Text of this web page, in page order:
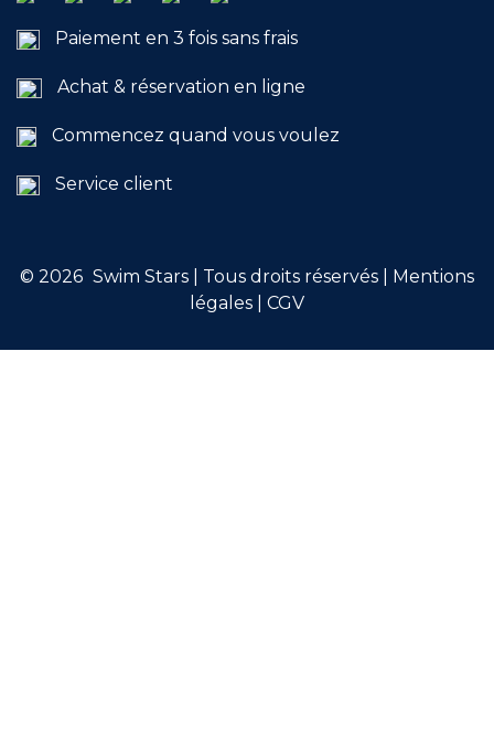
Paiement en 3 fois sans frais
Achat & réservation en ligne
Commencez quand vous voulez
Service client
© 2026 Swim Stars | Tous droits réservés |
Mentions
légales
CGV